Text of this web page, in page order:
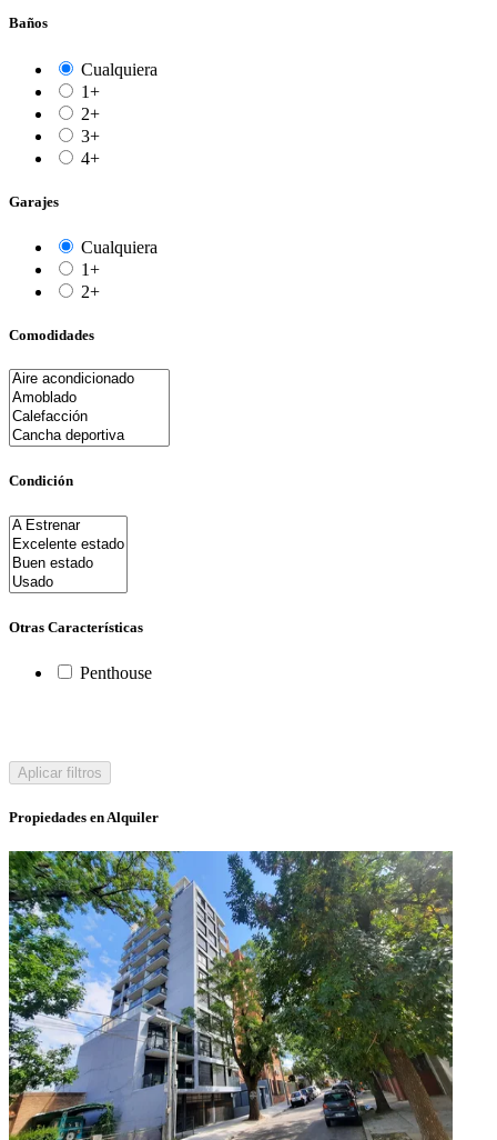
Baños
Cualquiera
1+
2+
3+
4+
Garajes
Cualquiera
1+
2+
Comodidades
Condición
Otras Características
Penthouse
Aplicar filtros
Propiedades en Alquiler